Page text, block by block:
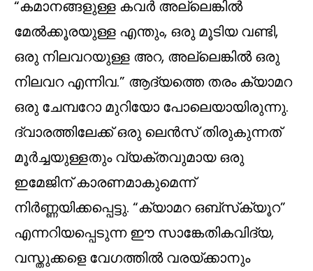
“കമാനങ്ങളുള്ള കവർ അല്ലെങ്കിൽ
മേൽക്കൂരയുള്ള എന്തും, ഒരു മൂടിയ വണ്ടി,
ഒരു നിലവറയുള്ള അറ, അല്ലെങ്കിൽ ഒരു
നിലവറ എന്നിവ.” ആദ്യത്തെ തരം ക്യാമറ
ഒരു ചേമ്പറോ മുറിയോ പോലെയായിരുന്നു.
ദ്വാരത്തിലേക്ക് ഒരു ലെൻസ് തിരുകുന്നത്
മൂർച്ചയുള്ളതും വ്യക്തവുമായ ഒരു
ഇമേജിന് കാരണമാകുമെന്ന്
നിർണ്ണയിക്കപ്പെട്ടു. “ക്യാമറ ഒബ്‌സ്‌ക്യൂറ”
എന്നറിയപ്പെടുന്ന ഈ സാങ്കേതികവിദ്യ,
വസ്തുക്കളെ വേഗത്തിൽ വരയ്ക്കാനും